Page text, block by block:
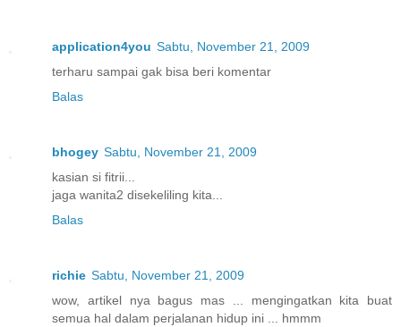
application4you Sabtu, November 21, 2009
terharu sampai gak bisa beri komentar
Balas
bhogey Sabtu, November 21, 2009
kasian si fitrii...
jaga wanita2 disekeliling kita...
Balas
richie Sabtu, November 21, 2009
wow, artikel nya bagus mas ... mengingatkan kita buat
semua hal dalam perjalanan hidup ini ... hmmm